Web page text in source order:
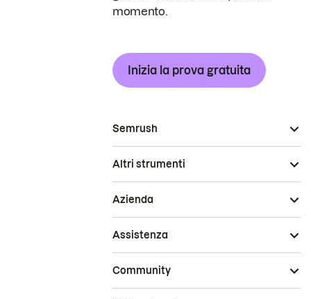
momento.
Inizia la prova gratuita
Semrush
Altri strumenti
Azienda
Assistenza
Community